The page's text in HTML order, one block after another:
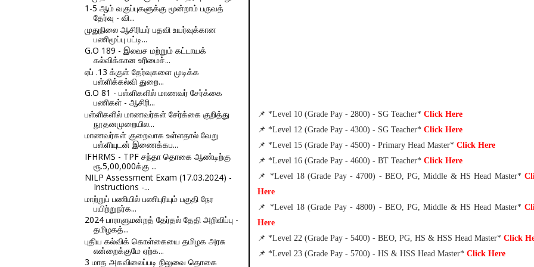
1-5 ஆம் வகுப்புகளுக்கு மூன்றாம் பருவத்
தேர்வு - வி...
முதுநிலை ஆசிரியர் பதவி உயர்வுக்கான
பணிமூப்பு பட்டி...
G.O 189 - இலவச மற்றும் கட்டாயக்
கல்விக்கான உரிமைச்...
ஏப் .13 க்குள் தேர்வுகளை முடிக்க
பள்ளிக்கல்வி துறை...
G.O 81 - பள்ளிகளில் மாணவர் சேர்க்கை
பணிகள் - ஆசிரி...
பள்ளிகளில் மாணவர்கள் சேர்க்கை குறித்து
நூதனமுறையில...
மாணவர்கள் குறைவாக உள்ளதால் வேறு
பள்ளியுடன் இணைக்கப...
IFHRMS - TPF சந்தா தொகை ஆண்டிற்கு
ரூ.5,00,000க்கு ...
NILP Assessment Exam (17.03.2024) -
Instructions -...
மாற்றுப் பணியில் பணிபுரியும் பகுதி நேர
பயிற்றுநர்க...
2024 பாராளுமன்றத் தேர்தல் தேதி அறிவிப்பு -
தமிழகத்...
புதிய கல்விக் கொள்கையை தமிழக அரசு
என்றைக்குமே ஏற்க...
3 மாத அகவிலைப்படி நிலுவை தொகை
📌 *Level 10 (Grade Pay - 2800) - SG Teacher* Click Here
📌 *Level 12 (Grade Pay - 4300) - SG Teacher* Click Here
📌 *Level 15 (Grade Pay - 4500) - Primary Head Master* Click Here
📌 *Level 16 (Grade Pay - 4600) - BT Teacher* Click Here
📌 *Level 18 (Grade Pay - 4700) - BEO, PG, Middle & HS Head Master*
Here
📌 *Level 18 (Grade Pay - 4800) - BEO, PG, Middle & HS Head Master*
Here
📌 *Level 22 (Grade Pay - 5400) - BEO, PG, HS & HSS Head Master* Click
📌 *Level 23 (Grade Pay - 5700) - HS & HSS Head Master* Click Here